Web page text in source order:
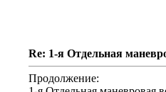
Re: 1-я Отдельная
Продолжение: